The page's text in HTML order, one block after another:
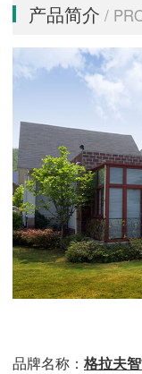
产品简介/
品牌名称： 格拉夫